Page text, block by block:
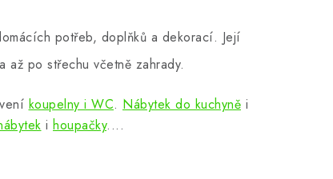
potřeb, doplňků a dekorací. Její
až po střechu včetně zahrady.
koupelny i WC. Nábytek do kuchyně i
i houpačky....